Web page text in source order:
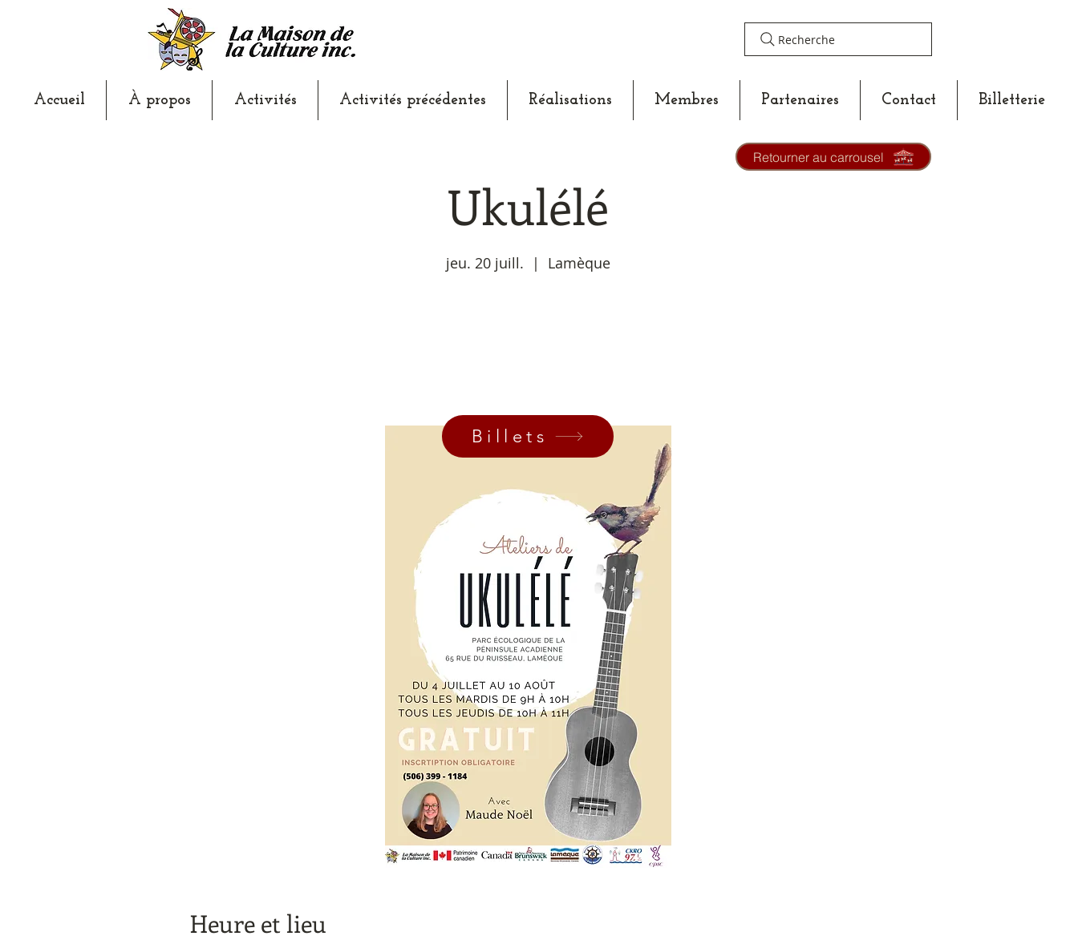
Recherche
Accueil À propos Activités Activités précédentes Réalisations Membres Partenaires Contact Billetterie
Ukulélé
jeu. 20 juill.
  |
Lamèque
Heure et lieu
Retourner au carrousel
Billets